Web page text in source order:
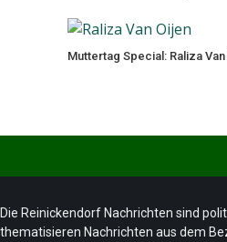
Muttertag Special: Raliza
Die Reinickendorf Nachrichten sind
thematisieren Nachrichten aus dem